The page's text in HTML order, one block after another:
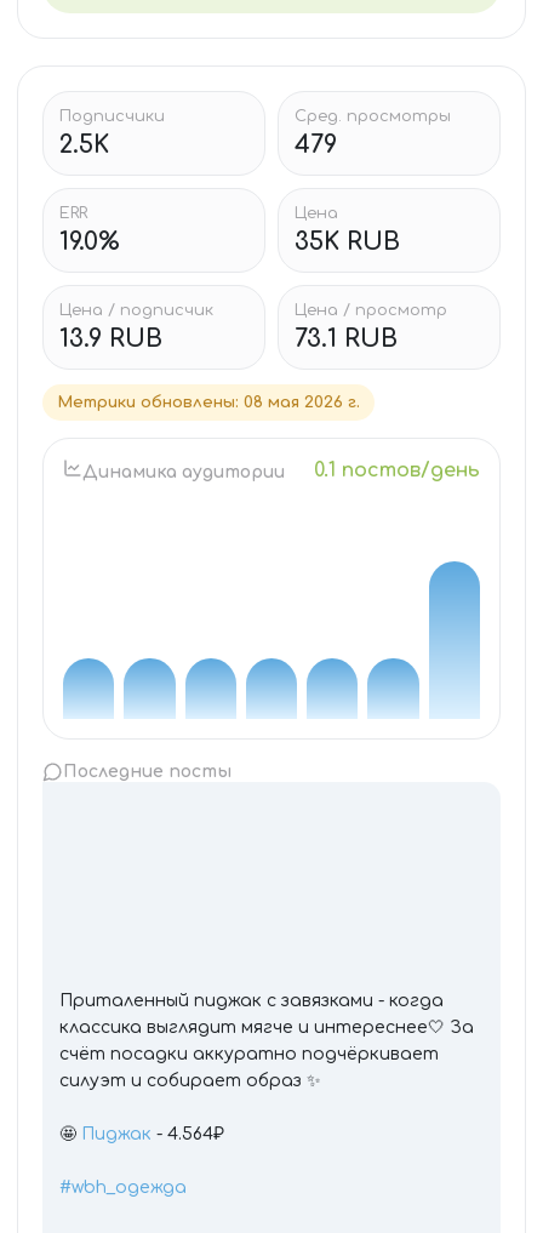
Подписчики
2.5K
Сред. просмотры
479
ERR
19.0%
Цена
35K RUB
Цена / подписчик
13.9 RUB
Цена / просмотр
73.1 RUB
Метрики обновлены: 08 мая 2026 г.
Динамика аудитории 0.1 постов/день
Последние посты
Приталенный пиджак с завязками - когда
классика выглядит мягче и интереснее🤍 За
счёт посадки аккуратно подчёркивает
силуэт и собирает образ ✨
🤩 Пиджак - 4.564₽
#wbh_одежда